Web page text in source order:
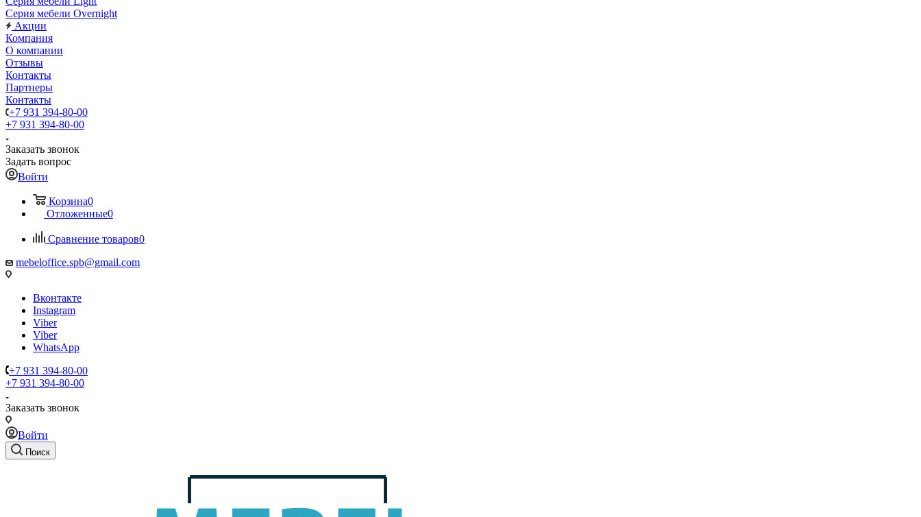
Серия мебели Overnight
Акции
Компания
О компании
Отзывы
Контакты
Партнеры
Контакты
+7 931 394-80-00
+7 931 394-80-00
Заказать звонок
Задать вопрос
Войти
Корзина0
Отложенные0
Сравнение товаров0
mebeloffice.spb@gmail.com
Вконтакте
Instagram
Viber
Viber
WhatsApp
+7 931 394-80-00
+7 931 394-80-00
Заказать звонок
Войти
Поиск